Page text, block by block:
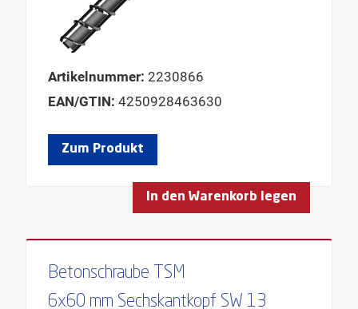
Artikelnummer: 2230866
EAN/GTIN: 4250928463630
Zum Produkt
In den Warenkorb legen
Betonschraube TSM
6x60 mm Sechskantkopf SW 13